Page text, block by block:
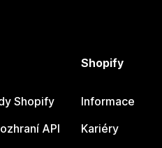
Shopify
API
Shopify
Informace
Kariéry